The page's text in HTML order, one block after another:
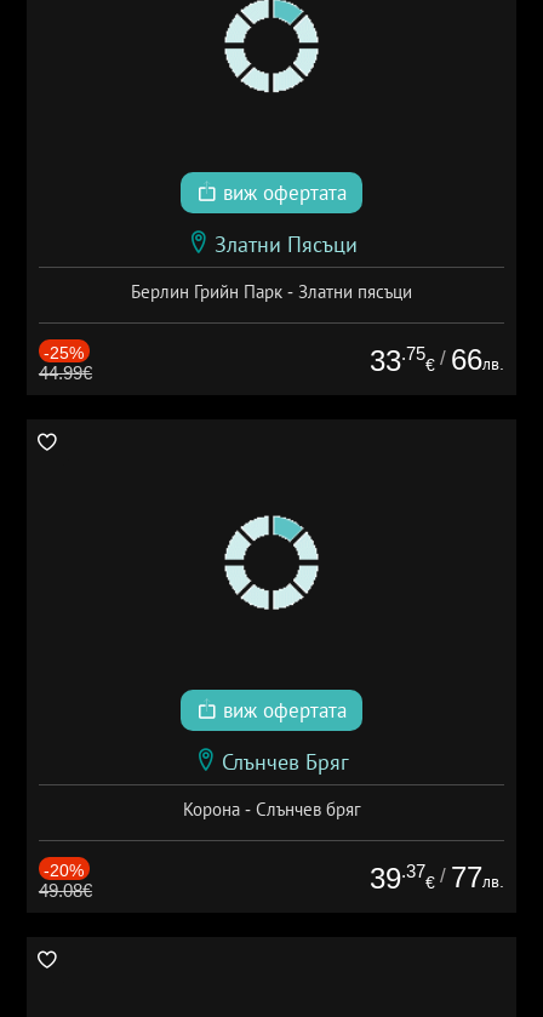
виж офертата
Златни Пясъци
Берлин Грийн Парк - Златни пясъци
-25%
44.99€ 33.75
€ / 66лв.
виж офертата
Слънчев Бряг
Корона - Слънчев бряг
-20%
49.08€ 39.37
€ / 77лв.